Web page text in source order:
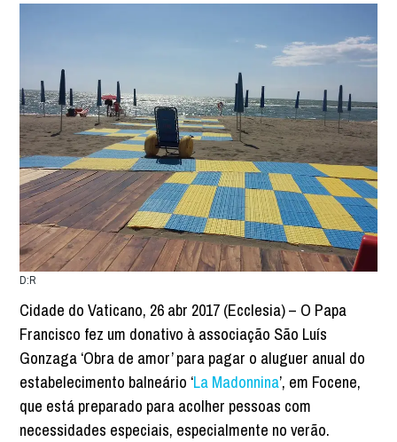
D:R
Cidade do Vaticano, 26 abr 2017 (Ecclesia) – O Papa
Francisco fez um donativo à associação São Luís
Gonzaga ‘Obra de amor’ para pagar o aluguer anual do
estabelecimento balneário ‘La Madonnina’, em Focene,
que está preparado para acolher pessoas com
necessidades especiais, especialmente no verão.